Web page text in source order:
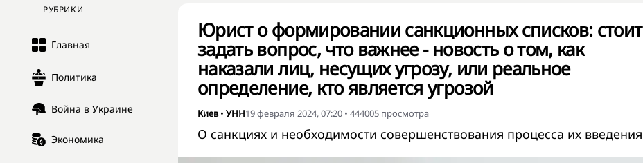
РУБРИКИ
Главная
Политика
Война в Украине
Экономика
Юрист о формировании санкционных списков: стоит
задать вопрос, что важнее - новость о том, как
наказали лиц, несущих угрозу, или реальное
определение, кто является угрозой
Киев• УНН19 февраля 2024, 07:20 • 444005 просмотра
О санкциях и необходимости совершенствования процесса их введения